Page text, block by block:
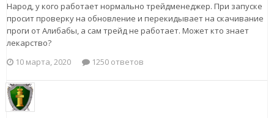
Народ, у кого работает нормально трейдменеджер. При запуске
просит проверку на обновление и перекидывает на скачивание
проги от Алибабы, а сам трейд не работает. Может кто знает
лекарство?
10 марта, 2020
1250 ответов